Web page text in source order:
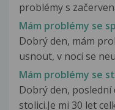
problémy s
Mám problémy se
Dobrý den, mám
usnout, v noci se
Mám problémy se
Dobrý den,
stolici.Je mi 30 let